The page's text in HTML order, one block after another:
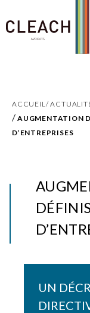
ACCUEIL/
/ AUGMENTATION
D’ENTREPRISES
UN